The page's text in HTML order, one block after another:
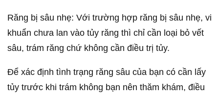
Răng bị sâu nhẹ: Với trường hợp răng bị sâu nhẹ, vi
khuẩn chưa lan vào tủy răng thì chỉ cần loại bỏ vết
sâu, trám răng chứ không cần điều trị tủy.
Để xác định tình trạng răng sâu của bạn có cần lấy
tủy trước khi trám không bạn nên thăm khám, điều